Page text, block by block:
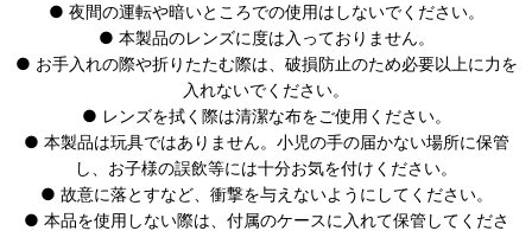
● 夜間の運転や暗いところでの使用はしないでください。
● 本製品のレンズに度は入っておりません。
● お手入れの際や折りたたむ際は、破損防止のため必要以上に力を
入れないでください。
● レンズを拭く際は清潔な布をご使用ください。
● 本製品は玩具ではありません。小児の手の届かない場所に保管
し、お子様の誤飲等には十分お気を付けください。
● 故意に落とすなど、衝撃を与えないようにしてください。
● 本品を使用しない際は、付属のケースに入れて保管してくださ